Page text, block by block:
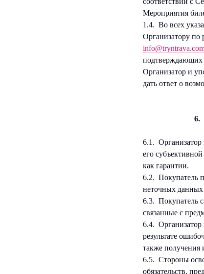
Мероприятия
1.4. Во всех
Организатору по
подтверждающих
Организатор и
дать ответ о
6.1. Организатор
его
как гарантии.
6.2. Покупатель
неточных данных
6.3. Покупатель
связанные с
6.4. Организатор
результате
также получения
6.5. Стороны
обязательств,